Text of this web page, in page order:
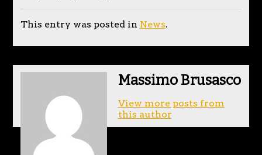
This entry was posted in News.
Massimo Brusasco
View more posts from
this author